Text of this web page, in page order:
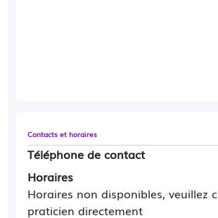
Contacts et horaires
Téléphone de contact
Horaires
Horaires non disponibles, veuillez
praticien directement